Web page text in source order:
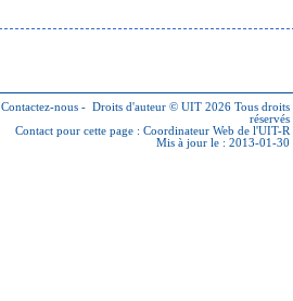
Contactez-nous - Droits d'auteur © UIT 2026 Tous droits
réservés
Contact pour cette page : Coordinateur Web de l'UIT-R
Mis à jour le : 2013-01-30